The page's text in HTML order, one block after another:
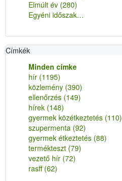
Elmúlt év (280)
Egyéni időszak…
Címkék
Minden címke
hír (1195)
közlemény (390)
ellenőrzés (149)
hírek (148)
gyermek közétkeztetés (110)
szupermenta (92)
gyermek étkeztetés (88)
termékteszt (79)
vezető hír (72)
rasff (62)